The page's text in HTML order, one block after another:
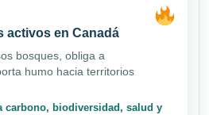
activos en Canadá
bosques, obliga a
humo hacia territorios
carbono, biodiversidad, salud y